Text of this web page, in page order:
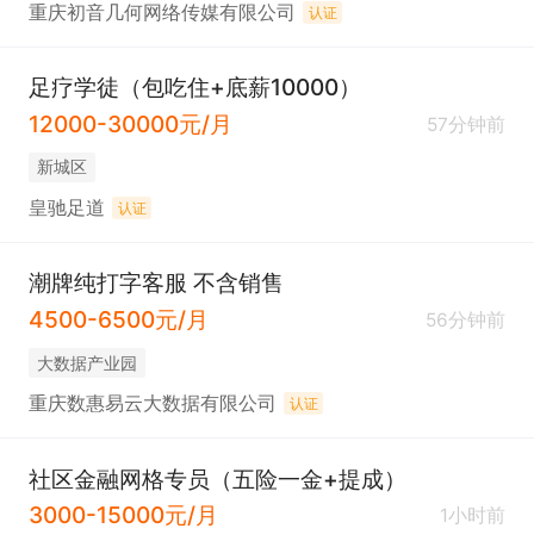
重庆初音几何网络传媒有限公司 认证
足疗学徒（包吃住+底薪10000）
12000-30000元/月
57分钟前
新城区
皇驰足道 认证
潮牌纯打字客服 不含销售
4500-6500元/月
56分钟前
大数据产业园
重庆数惠易云大数据有限公司 认证
社区金融网格专员（五险一金+提成）
3000-15000元/月
1小时前